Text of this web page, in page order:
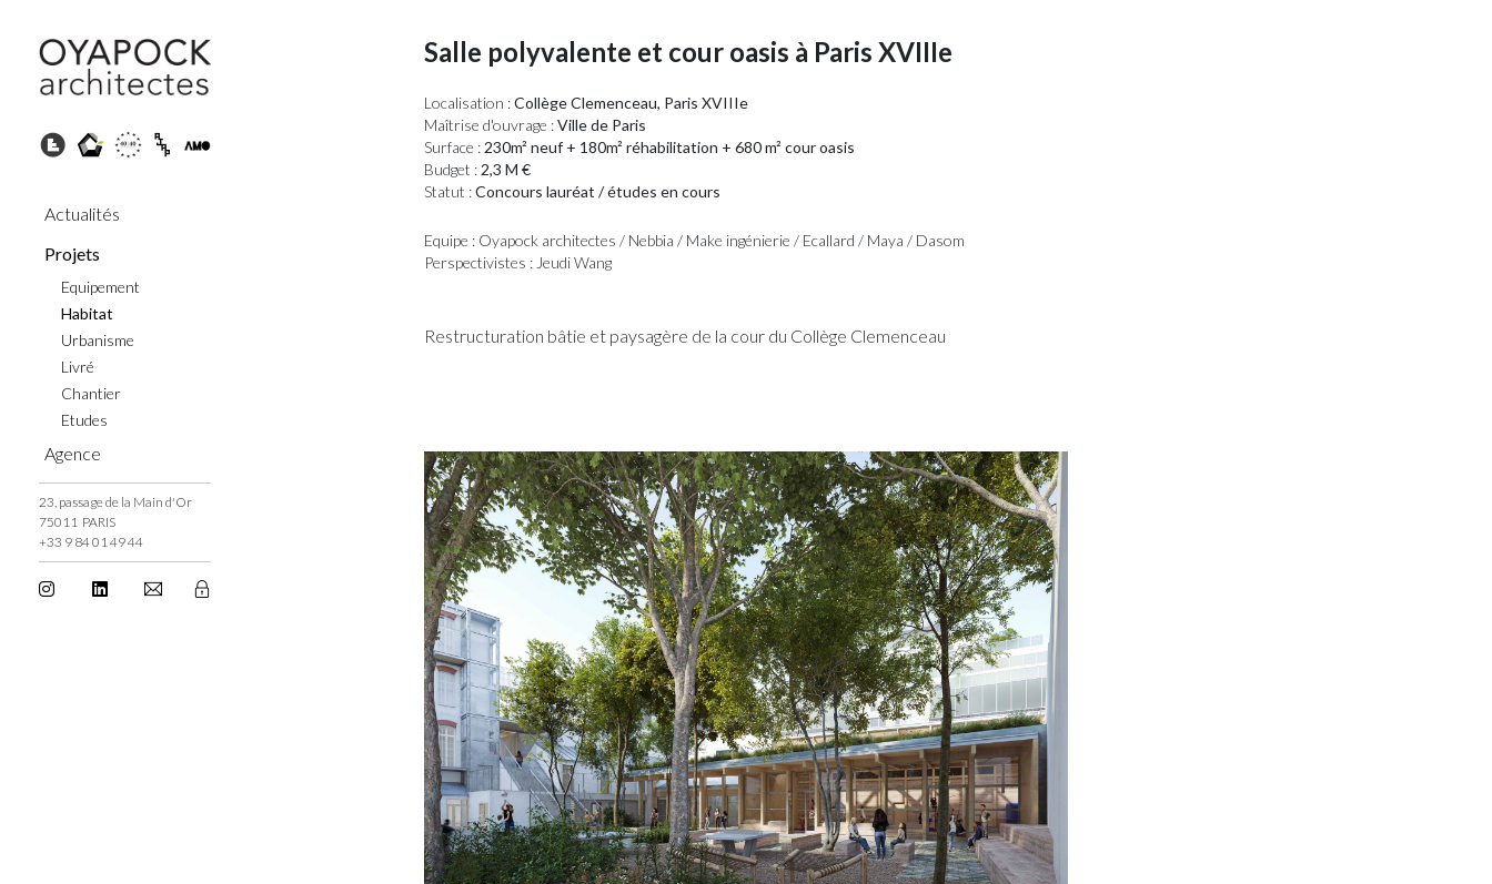
Actualités
Projets
Equipement
Habitat
Urbanisme
Livré
Chantier
Etudes
Agence
23, passage de la Main d'Or
75011 PARIS
+33 9 84 01 49 44
Salle polyvalente et cour oasis à Paris XVIIIe
Localisation :Collège Clemenceau, Paris XVIIIe
Maîtrise d'ouvrage :Ville de Paris
Surface : 230m² neuf + 180m² réhabilitation + 680 m² cour oasis
Budget : 2,3 M €
Statut :Concours lauréat / études en cours
Equipe : Oyapock architectes / Nebbia / Make ingénierie / Ecallard / Maya / Dasom
Perspectivistes : Jeudi Wang
Restructuration bâtie et paysagère de la cour du Collège Clemenceau